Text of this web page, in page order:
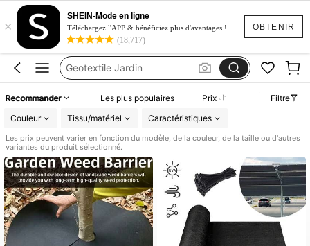
OBTENIR
×
SHEIN-Mode en ligne
Téléchargez l'APP & bénéficiez plus d'avantages !
(18,717)
Toile D’ombrage
Geotextile Jardin
Filet De Camouflage
Brise Vue Extérieur
Recommander Les plus populaires Prix
Filtre
Couleur
Tissu/matériel Caractéristiques
Les prix peuvent varier en fonction du modèle, de la couleur, de la taille ou d'autres
variantes du produit sélectionné.